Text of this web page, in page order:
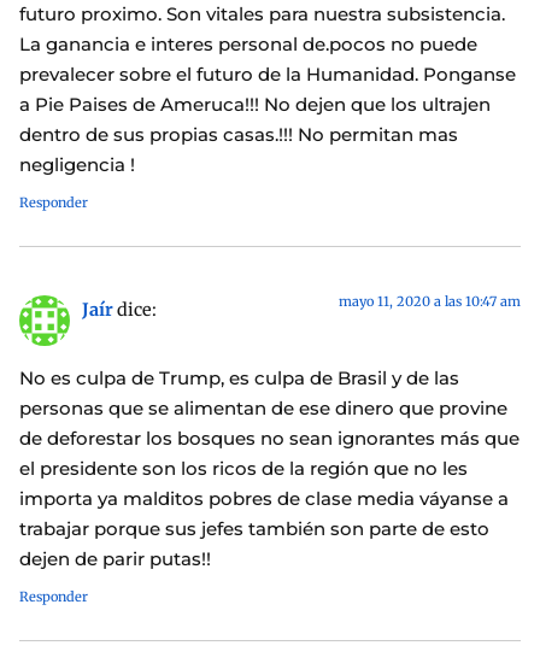
futuro proximo. Son vitales para nuestra subsistencia.
La ganancia e interes personal de.pocos no puede
prevalecer sobre el futuro de la Humanidad. Ponganse
a Pie Paises de Ameruca!!! No dejen que los ultrajen
dentro de sus propias casas.!!! No permitan mas
negligencia !
Responder
Jaírdice: mayo 11, 2020 a las 10:47 am
No es culpa de Trump, es culpa de Brasil y de las
personas que se alimentan de ese dinero que provine
de deforestar los bosques no sean ignorantes más que
el presidente son los ricos de la región que no les
importa ya malditos pobres de clase media váyanse a
trabajar porque sus jefes también son parte de esto
dejen de parir putas!!
Responder